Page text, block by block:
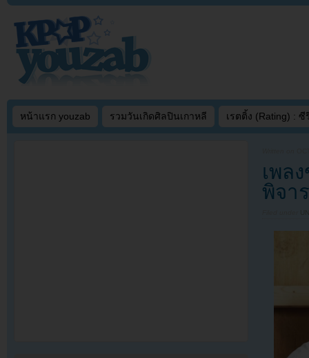
หน้าแรก youzab รวมวันเกิดศิลปินเกาหลี เรตติ้ง (Rating) : ซี
เพล
พิจา